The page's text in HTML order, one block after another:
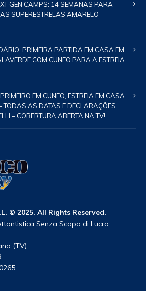
GEN CAMPS: 14 SEMANAS PARA
SUPERESTRELAS AMARELO-
PRIMEIRA PARTIDA EM CASA EM
COM CUNEO PARA A ESTREIA
EM CUNEO, ESTREIA EM CASA
TODAS AS DATAS E DECLARAÇÕES
– COBERTURA ABERTA NA TV!
© 2025. All Rights Reserved.
Senza Scopo di Lucro
(TV)